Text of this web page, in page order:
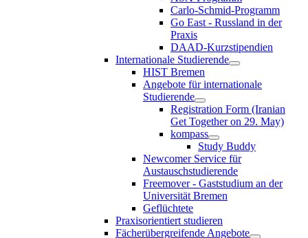
Carlo-Schmid-Programm
Go East - Russland in der
Praxis
DAAD-Kurzstipendien
Internationale Studierende
HIST Bremen
Angebote für internationale
Studierende
Registration Form (Iranian
Get Together on 29. May)
kompass
Study Buddy
Newcomer Service für
Austauschstudierende
Freemover - Gaststudium an der
Universität Bremen
Geflüchtete
Praxisorientiert studieren
Fächerübergreifende Angebote